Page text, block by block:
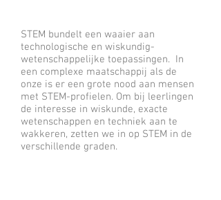
STEM bundelt een waaier aan
technologische en wiskundig-
wetenschappelijke toepassingen. In
een complexe maatschappij als de
onze is er een grote nood aan mensen
met STEM-profielen. Om bij leerlingen
de interesse in wiskunde, exacte
wetenschappen en techniek aan te
wakkeren, zetten we in op STEM in de
verschillende graden.